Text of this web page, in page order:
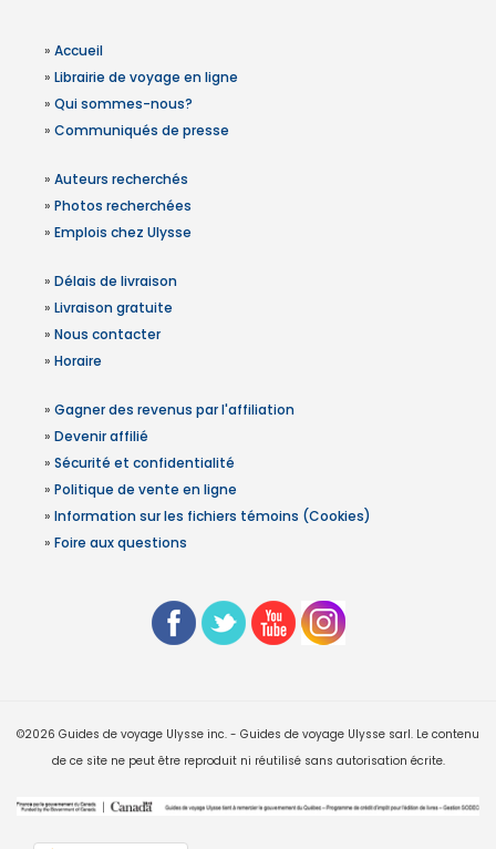
» Accueil
» Librairie de voyage en ligne
» Qui sommes-nous?
» Communiqués de presse
» Auteurs recherchés
» Photos recherchées
» Emplois chez Ulysse
» Délais de livraison
» Livraison gratuite
» Nous contacter
» Horaire
» Gagner des revenus par l'affiliation
» Devenir affilié
» Sécurité et confidentialité
» Politique de vente en ligne
» Information sur les fichiers témoins (Cookies)
» Foire aux questions
©2026 Guides de voyage Ulysse inc. - Guides de voyage Ulysse sarl. Le contenu
de ce site ne peut être reproduit ni réutilisé sans autorisation écrite.